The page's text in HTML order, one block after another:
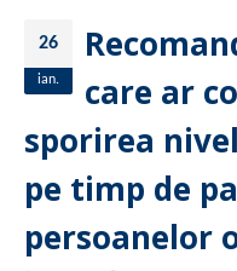
26
ian.
care ar
sporirea
pe timp de
persoanelor